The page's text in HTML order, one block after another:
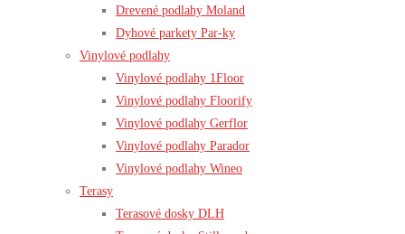
Drevené podlahy Moland
Dyhové parkety Par-ky
Vinylové podlahy
Vinylové podlahy 1Floor
Vinylové podlahy Floorify
Vinylové podlahy Gerflor
Vinylové podlahy Parador
Vinylové podlahy Wineo
Terasy
Terasové dosky DLH